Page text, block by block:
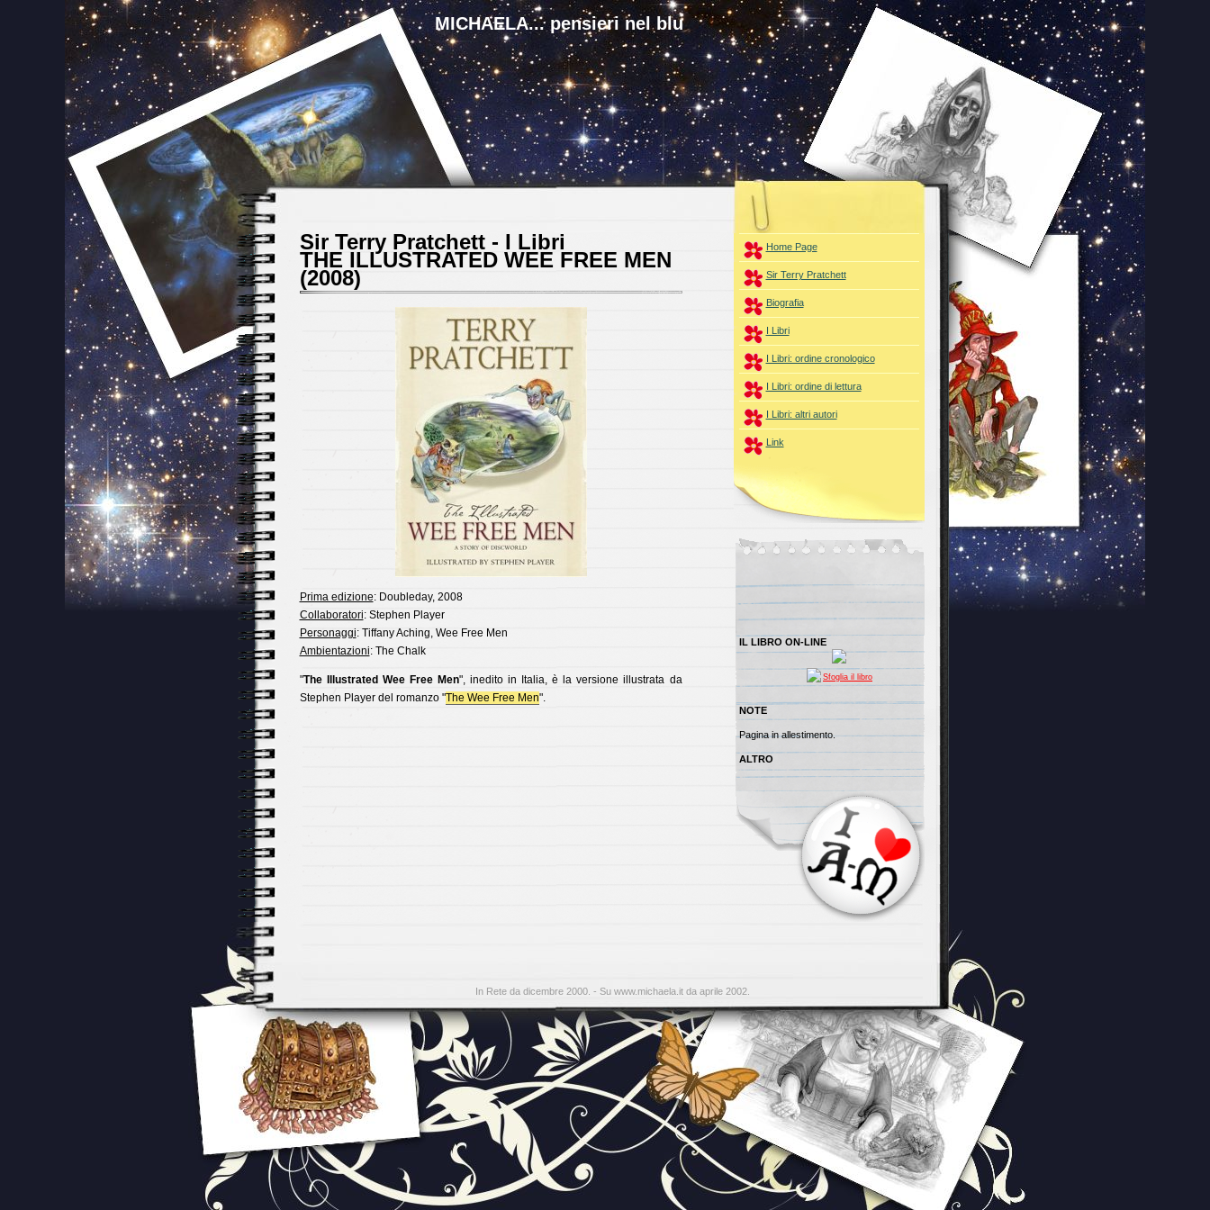
MICHAELA... pensieri nel blu
Sir Terry Pratchett - I Libri
THE ILLUSTRATED WEE FREE MEN
(2008)
Prima edizione: Doubleday, 2008
Collaboratori: Stephen Player
Personaggi: Tiffany Aching, Wee Free Men
Ambientazioni: The Chalk
"The Illustrated Wee Free Men", inedito in Italia, è la versione illustrata da
Stephen Player del romanzo "The Wee Free Men".
Home Page
Sir Terry Pratchett
Biografia
I Libri
I Libri: ordine cronologico
I Libri: ordine di lettura
I Libri: altri autori
Link
IL LIBRO ON-LINE
Sfoglia il libro
NOTE
Pagina in allestimento.
ALTRO
In Rete da dicembre 2000. - Su www.michaela.it da aprile 2002.